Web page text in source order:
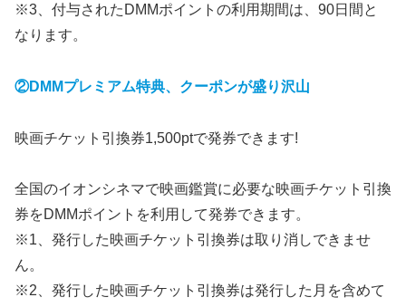
※3、付与されたDMMポイントの利用期間は、90日間と
なります。
②DMMプレミアム特典、クーポンが盛り沢山
映画チケット引換券1,500ptで発券できます!
全国のイオンシネマで映画鑑賞に必要な映画チケット引換
券をDMMポイントを利用して発券できます。
※1、発行した映画チケット引換券は取り消しできませ
ん。
※2、発行した映画チケット引換券は発行した月を含めて